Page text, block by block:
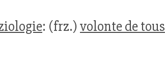
: (frz.)volonte de tous